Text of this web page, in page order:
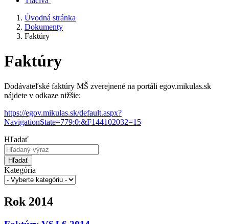
Úvodná stránka
Dokumenty
Faktúry
Faktúry
Dodávateľské faktúry MŠ zverejnené na portáli egov.mikulas.sk
nájdete v odkaze nižšie:
https://egov.mikulas.sk/default.aspx?
NavigationState=779:0:&F144102032=15
Hľadať
Hľadať
Kategória
Rok 2014